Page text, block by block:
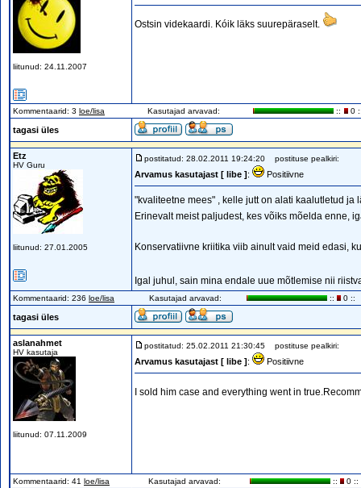
liitunud: 24.11.2007
Ostsin videkaardi. Kóik läks suurepäraselt.
Kommentaarid: 3 loe/lisa Kasutajad arvavad: :: 0
tagasi üles
Etz
HV Guru
liitunud: 27.01.2005
postitatud: 28.02.2011 19:24:20 postituse pealkiri:
Arvamus kasutajast [ libe ]: Positiivne
"kvaliteetne mees" , kelle jutt on alati kaalutletud ja
Erinevalt meist paljudest, kes võiks mõelda enne,
Konservatiivne kriitika viib ainult vaid meid edasi,
Igal juhul, sain mina endale uue mõtlemise nii
Kommentaarid: 236 loe/lisa Kasutajad arvavad: :: 0 ::
tagasi üles
aslanahmet
HV kasutaja
liitunud: 07.11.2009
postitatud: 25.02.2011 21:30:45 postituse pealkiri:
Arvamus kasutajast [ libe ]: Positiivne
I sold him case and everything went in
Kommentaarid: 41 loe/lisa Kasutajad arvavad: :: 0 ::